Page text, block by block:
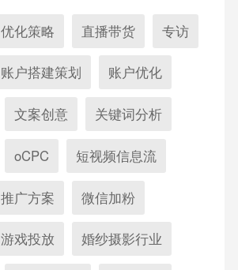
优化策略 直播带货 专访
账户搭建策划 账户优化
文案创意 关键词分析
oCPC 短视频信息流
推广方案 微信加粉
游戏投放 婚纱摄影行业